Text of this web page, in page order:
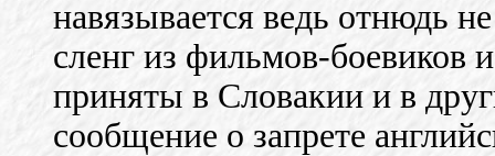
навязывается ведь отнюдь
сленг из фильмов-боевиков
приняты в Словакии и в
сообщение о запрете